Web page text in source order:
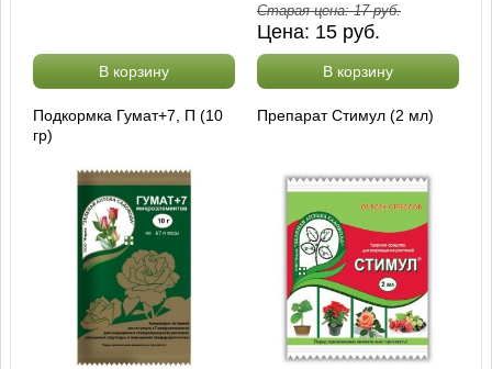
В корзину
Старая цена:17руб.
Цена: 15 руб.
В корзину
Подкормка Гумат+7, П (10
гр)
Препарат Стимул (2 мл)